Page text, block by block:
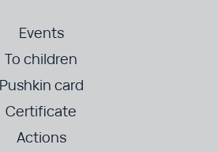
Events
To children
Pushkin card
Certificate
Actions